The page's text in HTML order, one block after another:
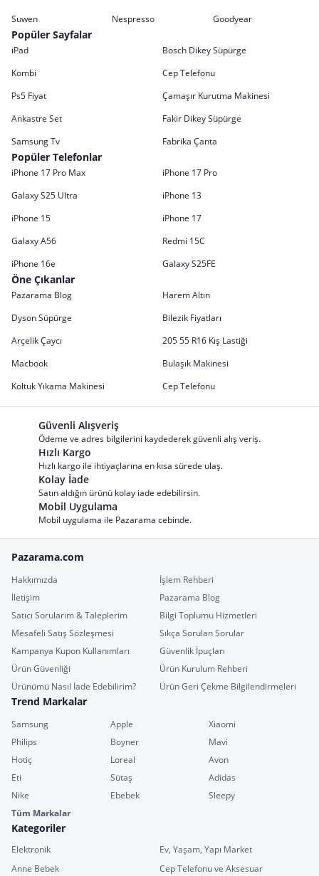
Suwen
Nespresso Goodyear
Popüler Sayfalar
iPad
Bosch Dikey Süpürge
Kombi
Cep Telefonu
Ps5 Fiyat
Çamaşır Kurutma Makinesi
Ankastre Set
Fakir Dikey Süpürge
Samsung Tv
Fabrika Çanta
Popüler Telefonlar
iPhone 17 Pro Max
iPhone 17 Pro
Galaxy S25 Ultra
iPhone 13
iPhone 15
iPhone 17
Galaxy A56
Redmi 15C
iPhone 16e
Galaxy S25FE
Öne Çıkanlar
Pazarama Blog
Harem Altın
Dyson Süpürge
Bilezik Fiyatları
Arçelik Çaycı
205 55 R16 Kış Lastiği
Macbook
Bulaşık Makinesi
Koltuk Yıkama Makinesi
Cep Telefonu
Güvenli Alışveriş
Ödeme ve adres bilgilerini kaydederek güvenli alış veriş.
Hızlı Kargo
Hızlı kargo ile ihtiyaçlarına en kısa sürede ulaş.
Kolay İade
Satın aldığın ürünü kolay iade edebilirsin.
Mobil Uygulama
Mobil uygulama ile Pazarama cebinde.
Pazarama.com
Hakkımızda
İşlem Rehberi
İletişim
Pazarama Blog
Satıcı Sorularım & Taleplerim
Bilgi Toplumu Hizmetleri
Mesafeli Satış Sözleşmesi
Sıkça Sorulan Sorular
Kampanya Kupon Kullanımları
Güvenlik İpuçları
Ürün Güvenliği
Ürün Kurulum Rehberi
Ürünümü Nasıl İade Edebilirim?
Ürün Geri Çekme Bilgilendirmeleri
Trend Markalar
Samsung Apple
Xiaomi
Philips
Boyner
Mavi
Hotiç
Loreal
Avon
Eti
Sütaş
Adidas
Nike
Ebebek
Sleepy
Tüm Markalar
Kategoriler
Elektronik
Ev, Yaşam, Yapı Market
Anne Bebek
Cep Telefonu ve Aksesuar